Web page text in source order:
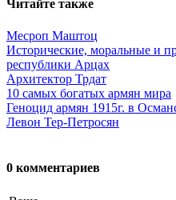
Читайте также
Месроп Маштоц
Исторические, моральные и
республики Арцах
Архитектор Трдат
10 самых богатых армян мира
Геноцид армян 1915г. в
Левон Тер-Петросян
0 комментариев